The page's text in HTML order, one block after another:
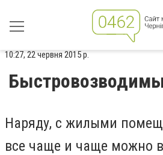
10:27, 22 червня 2015 р.
Наряду, с жилыми
все чаще и чаще можно